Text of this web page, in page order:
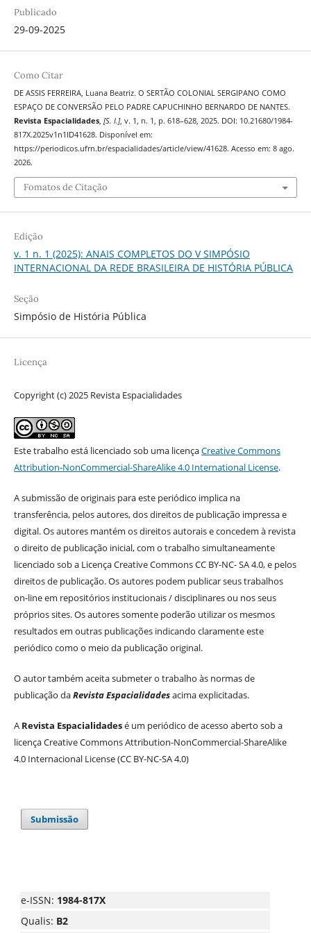
Publicado
29-09-2025
Como Citar
DE ASSIS FERREIRA, Luana Beatriz. O SERTÃO COLONIAL SERGIPANO COMO
ESPAÇO DE CONVERSÃO PELO PADRE CAPUCHINHO BERNARDO DE NANTES.
Revista Espacialidades, [S. l.], v. 1, n. 1, p. 618–628, 2025. DOI: 10.21680/1984-
817X.2025v1n1ID41628. Disponível em:
https://periodicos.ufrn.br/espacialidades/article/view/41628. Acesso em: 8 ago.
2026.
Fomatos de Citação
Edição
v. 1 n. 1 (2025): ANAIS COMPLETOS DO V SIMPÓSIO
INTERNACIONAL DA REDE BRASILEIRA DE HISTÓRIA PÚBLICA
Seção
Simpósio de História Pública
Licença
Copyright (c) 2025 Revista Espacialidades
Este trabalho está licenciado sob uma licençaCreative Commons
Attribution-NonCommercial-ShareAlike 4.0 International License.
A submissão de originais para este periódico implica na
transferência, pelos autores, dos direitos de publicação impressa e
digital. Os autores mantém os direitos autorais e concedem à revista
o direito de publicação inicial, com o trabalho simultaneamente
licenciado sob a Licença Creative Commons CC BY-NC- SA 4.0, e pelos
direitos de publicação. Os autores podem publicar seus trabalhos
on-line em repositórios institucionais / disciplinares ou nos seus
próprios sites. Os autores somente poderão utilizar os mesmos
resultados em outras publicações indicando claramente este
periódico como o meio da publicação original.
O autor também aceita submeter o trabalho às normas de
publicação daRevista Espacialidadesacima explicitadas.
A Revista Espacialidadesé um periódico de acesso aberto sob a
licença Creative Commons Attribution-NonCommercial-ShareAlike
4.0 Internacional License (CC BY-NC-SA 4.0)
Submissão
e-ISSN: 1984-817X
Qualis: B2